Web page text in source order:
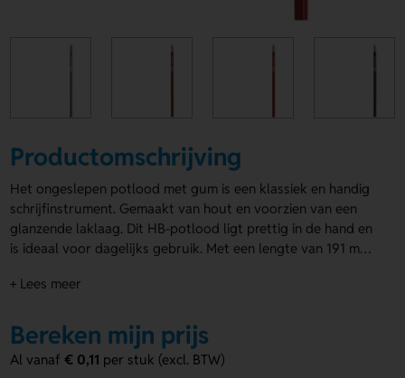
Productomschrijving
Het ongeslepen potlood met gum is een klassiek en handig
schrijfinstrument. Gemaakt van hout en voorzien van een
glanzende laklaag. Dit HB-potlood ligt prettig in de hand en
is ideaal voor dagelijks gebruik. Met een lengte van 191 mm
Verkrijgbaar in de kleuren zilver, wit, geel, blauw, rood en
geweldige give-away voor beurzen, open dagen of als
relatiegeschenk. Bestel het ongeslepen
met gum en laat je merk opvallen!
+ Lees meer
Bereken mijn prijs
Al vanaf€ 0,11 per stuk (excl. BTW)